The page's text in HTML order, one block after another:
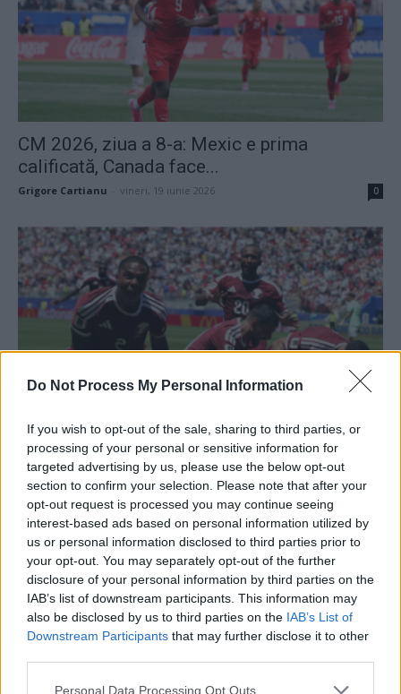
Do Not Process My Personal Information
If you wish to opt-out of the sale, sharing to third parties, or
processing of your personal or sensitive information for
targeted advertising by us, please use the below opt-out
section to confirm your selection. Please note that after your
opt-out request is processed you may continue seeing
interest-based ads based on personal information utilized by
us or personal information disclosed to third parties prior to
your opt-out. You may separately opt-out of the further
disclosure of your personal information by third parties on the
IAB’s list of downstream participants. This information may
also be disclosed by us to third parties on the IAB’s List of
Downstream Participants that may further disclose it to other
Personal Data Processing Opt Outs
CM 2026, ziua a 8-a: Mexic e prima
calificată, Canada face...
Grigore Cartianu vineri, 19 iunie 2026 0
Programul zilei a 8-a: Etapa a doua începe
cu Mexic și...
Redacţia - joi, 18 iunie 2026